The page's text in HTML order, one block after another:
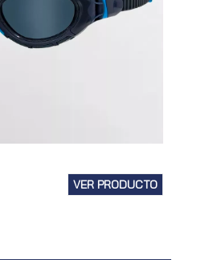
VER PRODUCTO